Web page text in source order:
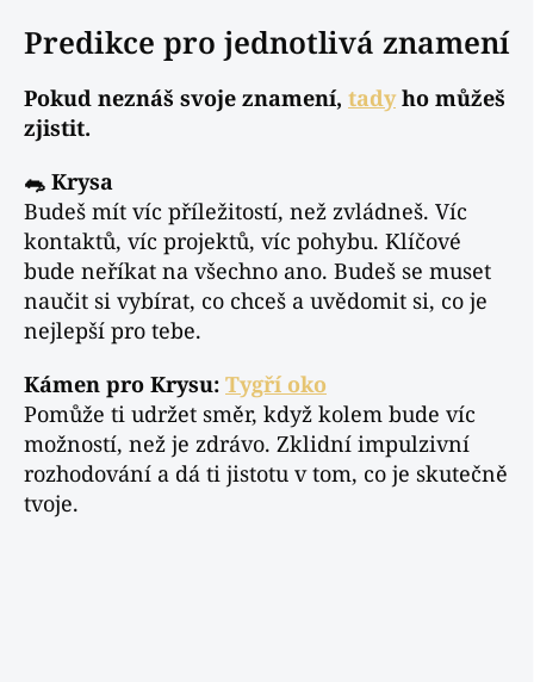
Predikce pro jednotlivá znamení
Pokud neznáš svoje znamení, tadyho můžeš
zjistit.
🐀 Krysa
Budeš mít víc příležitostí, než zvládneš. Víc
kontaktů, víc projektů, víc pohybu. Klíčové
bude neříkat na všechno ano. Budeš se muset
naučit si vybírat, co chceš a uvědomit si, co je
nejlepší pro tebe.
Kámen pro Krysu: Tygří oko
Pomůže ti udržet směr, když kolem bude víc
možností, než je zdrávo. Zklidní impulzivní
rozhodování a dá ti jistotu v tom, co je skutečně
tvoje.